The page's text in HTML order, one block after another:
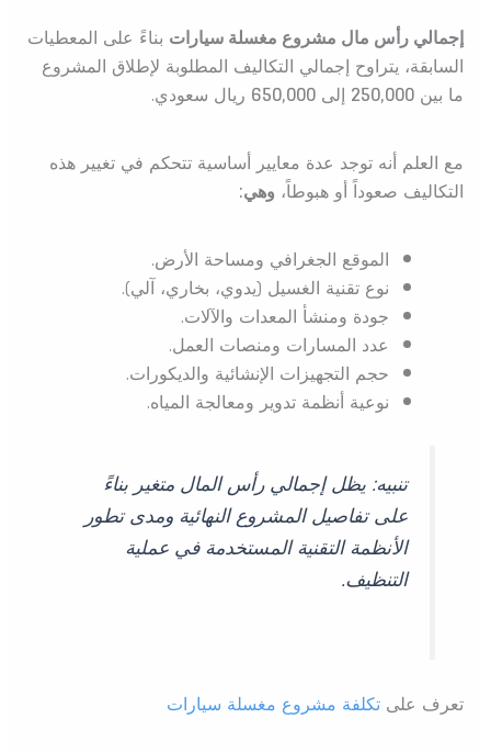
إجمالي رأس مال مشروع مغسلة سياراتبناءً على المعطيات
السابقة، يتراوح إجمالي التكاليف المطلوبة لإطلاق المشروع
ما بين 250,000إلى 650,000ريال سعودي.
مع العلم أنه توجد عدة معايير أساسية تتحكم في تغيير هذه
التكاليف صعوداً أو هبوطاً، وهي:
الموقع الجغرافي ومساحة الأرض.
نوع تقنية الغسيل (يدوي، بخاري، آلي).
جودة ومنشأ المعدات والآلات.
عدد المسارات ومنصات العمل.
حجم التجهيزات الإنشائية والديكورات.
نوعية أنظمة تدوير ومعالجة المياه.
تنبيه: يظل إجمالي رأس المال متغير بناءً
على تفاصيل المشروع النهائية ومدى تطور
الأنظمة التقنية المستخدمة في عملية
التنظيف.
تعرف على تكلفة مشروع مغسلة سيارات